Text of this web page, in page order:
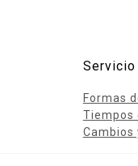
Formas
Tiempos
Cambios